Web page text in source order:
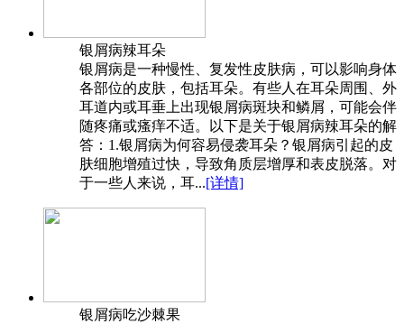
银屑病辣耳朵
银屑病是一种慢性、复发性皮肤病，可以影响身体
各部位的皮肤，包括耳朵。有些人在耳朵周围、外
耳道内或耳垂上出现银屑病斑块和鳞屑，可能会伴
随疼痛或瘙痒不适。以下是关于银屑病辣耳朵的解
答：1.银屑病为何容易侵袭耳朵？银屑病引起的皮
肤细胞增殖过快，导致角质层增厚和表皮脱落。对
于一些人来说，耳...[详情]
银屑病吃沙棘果